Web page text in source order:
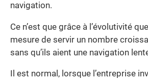
navigation.
Ce n’est que grâce à l’évolutivité
mesure de servir un nombre
sans qu’ils aient une navigation
Il est normal, lorsque l’entreprise